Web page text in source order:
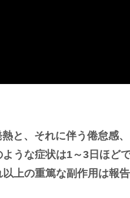
と、それに伴う倦怠感
うな症状は1～3日ほどで
上の重篤な副作用は報告